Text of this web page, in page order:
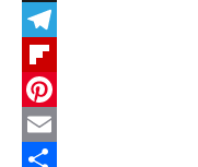
X
Telegram
Flipboard
Pinterest
Email